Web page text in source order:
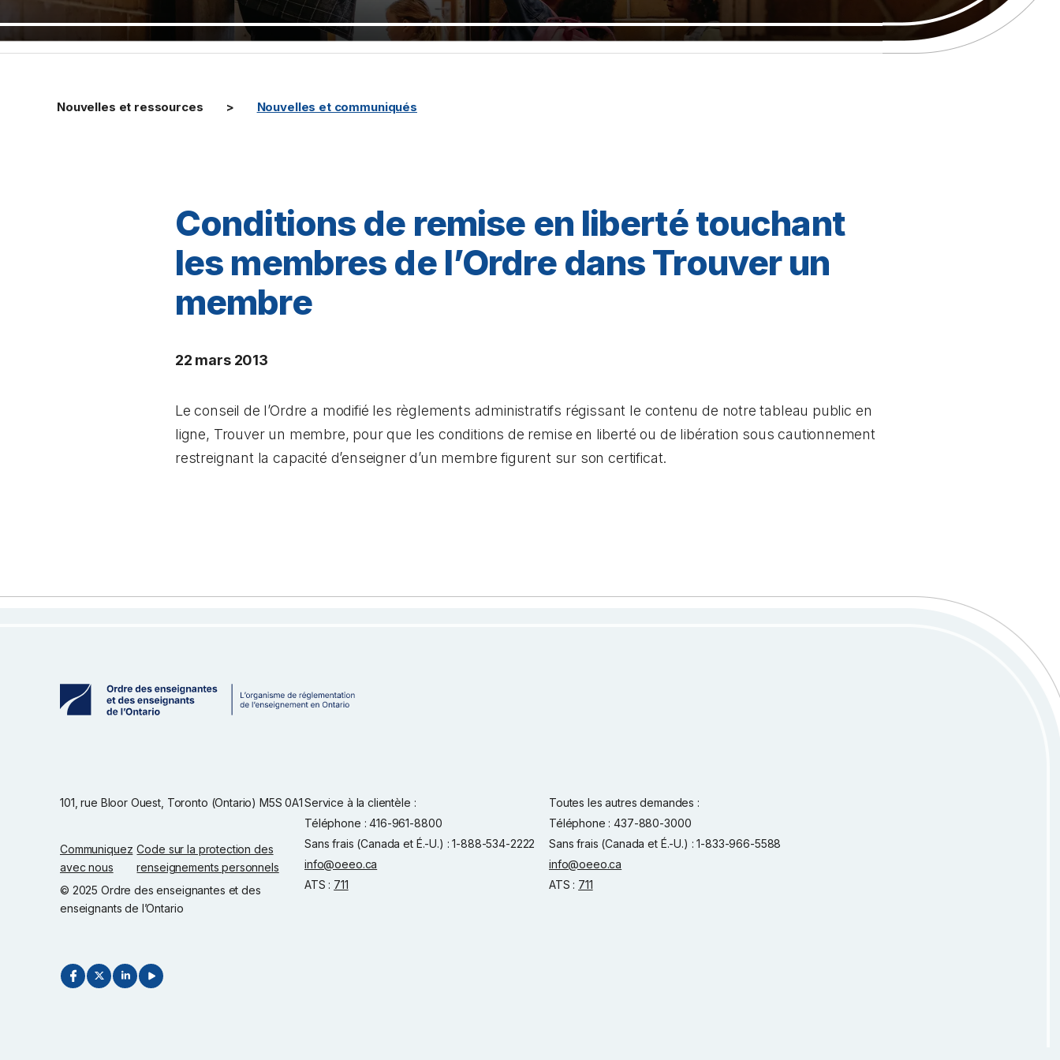
Nouvelles et ressources Nouvelles et communiqués
Conditions de remise en liberté touchant
les membres de l’Ordre dans Trouver un
membre
22 mars 2013
Le conseil de l’Ordre a modifié les règlements administratifs régissant le contenu de notre tableau public en
ligne, Trouver un membre, pour que les conditions de remise en liberté ou de libération sous cautionnement
restreignant la capacité d’enseigner d’un membre figurent sur son certificat.
101, rue Bloor Ouest, Toronto (Ontario) M5S 0A1
Communiquez
avec nous
Code sur la protection des
renseignements personnels
© 2025 Ordre des enseignantes et des
enseignants de l’Ontario
Service à la clientèle :
Téléphone : 416-961-8800
Sans frais (Canada et É.-U.) : 1-888-534-2222
info@oeeo.ca
ATS : 711
Toutes les autres demandes :
Téléphone : 437-880-3000
Sans frais (Canada et É.-U.) : 1-833-966-5588
info@oeeo.ca
ATS : 711